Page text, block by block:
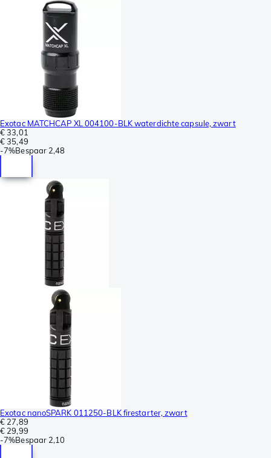
Exotac MATCHCAP XL 004100-BLK waterdichte capsule, zwart
€ 33,01
€ 35,49
-7%Bespaar 2,48
Exotac nanoSPARK 011250-BLK firestarter, zwart
€ 27,89
€ 29,99
-7%Bespaar 2,10